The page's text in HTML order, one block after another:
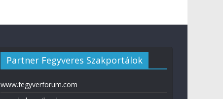
Partner Fegyveres Szakportálok
www.fegyverforum.com